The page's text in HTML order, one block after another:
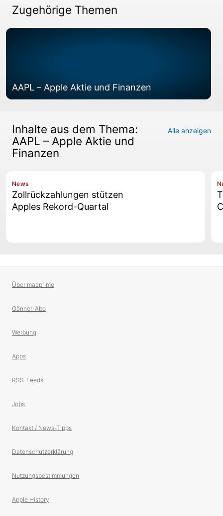
Zugehörige Themen
AAPL – Apple Aktie und Finanzen
Inhalte aus dem Thema:
AAPL – Apple Aktie und
Finanzen
Alle anzeigen
News
Zollrückzahlungen stützen
Apples Rekord-Quartal
Über macprime
Gönner-Abo
Werbung
Apps
RSS-Feeds
Jobs
Kontakt / News-Tipps
Datenschutzerklärung
Nutzungsbestimmungen
Apple History